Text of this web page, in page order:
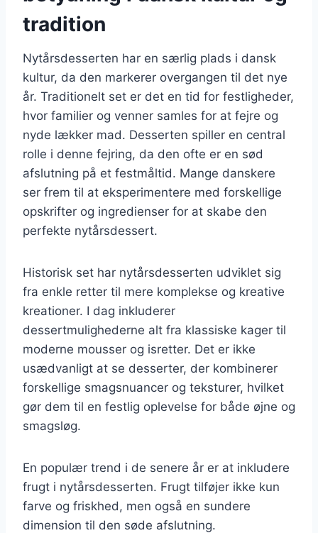
tradition
Nytårsdesserten har en særlig plads i dansk
kultur, da den markerer overgangen til det nye
år. Traditionelt set er det en tid for festligheder,
hvor familier og venner samles for at fejre og
nyde lækker mad. Desserten spiller en central
rolle i denne fejring, da den ofte er en sød
afslutning på et festmåltid. Mange danskere
ser frem til at eksperimentere med forskellige
opskrifter og ingredienser for at skabe den
perfekte nytårsdessert.
Historisk set har nytårsdesserten udviklet sig
fra enkle retter til mere komplekse og kreative
kreationer. I dag inkluderer
dessertmulighederne alt fra klassiske kager til
moderne mousser og isretter. Det er ikke
usædvanligt at se desserter, der kombinerer
forskellige smagsnuancer og teksturer, hvilket
gør dem til en festlig oplevelse for både øjne og
smagsløg.
En populær trend i de senere år er at inkludere
frugt i nytårsdesserten. Frugt tilføjer ikke kun
farve og friskhed, men også en sundere
dimension til den søde afslutning.